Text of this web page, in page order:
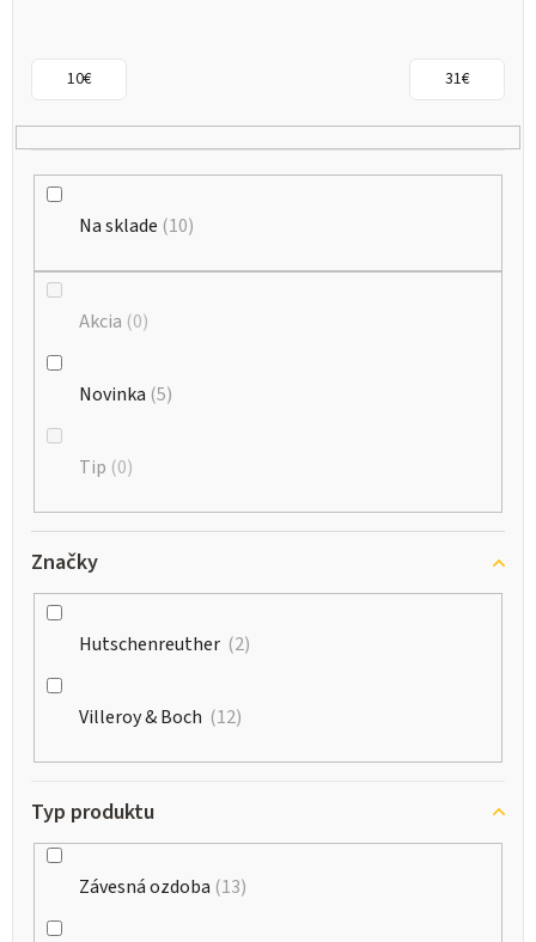
10€ 31€
Na sklade 10
Akcia 0
Novinka 5
Tip 0
Značky
Hutschenreuther 2
Villeroy & Boch 12
Typ produktu
Závesná ozdoba 13
o
d